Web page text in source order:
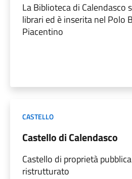
La Biblioteca di Calendasco
librari ed è inserita nel Polo
Piacentino
CASTELLO
Castello di Calendasco
Castello di proprietà
ristrutturato